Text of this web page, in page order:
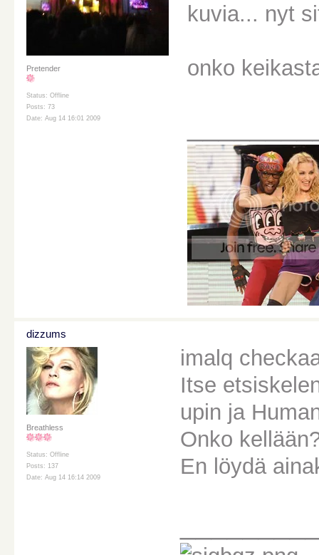
Pretender
Status: Offline
Posts: 73
Date: Aug 14 16:01 2009
kuvia... nyt
onko
dizzums
Breathless
Status: Offline
Posts: 137
Date: Aug 14 16:14 2009
imalq
Itse
upin ja
Onko
En löydä